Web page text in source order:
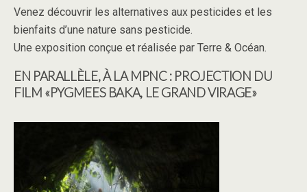
Venez découvrir les alternatives aux pesticides et les
bienfaits d’une nature sans pesticide.
Une exposition conçue et réalisée par Terre & Océan.
EN PARALLÈLE, À LA MPNC : PROJECTION DU
FILM «PYGMEES BAKA, LE GRAND VIRAGE»